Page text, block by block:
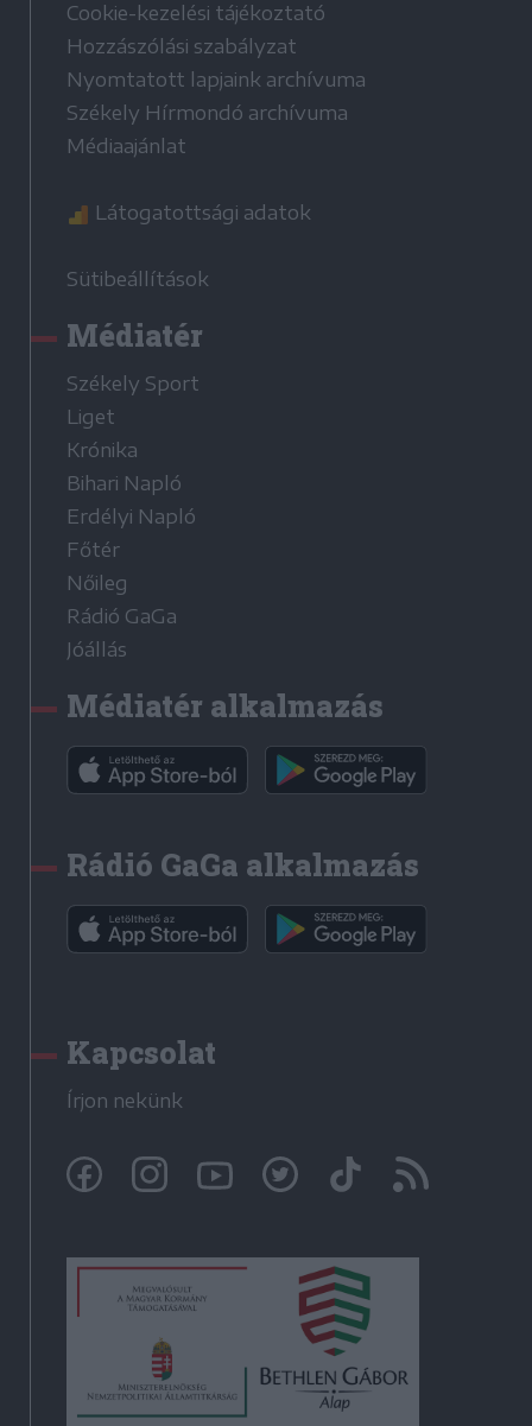
Cookie-kezelési tájékoztató
Hozzászólási szabályzat
Nyomtatott lapjaink archívuma
Székely Hírmondó archívuma
Médiaajánlat
Látogatottsági adatok
Sütibeállítások
Médiatér
Székely Sport
Liget
Krónika
Bihari Napló
Erdélyi Napló
Főtér
Nőileg
Rádió GaGa
Jóállás
Médiatér alkalmazás
Rádió GaGa alkalmazás
Kapcsolat
Írjon nekünk